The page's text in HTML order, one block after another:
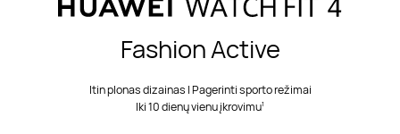
Fashion Active
Itin plonas dizainas | Pagerinti sporto režimai
Iki 10 dienų vienu įkrovimu1